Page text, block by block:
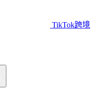
TikTok跨境